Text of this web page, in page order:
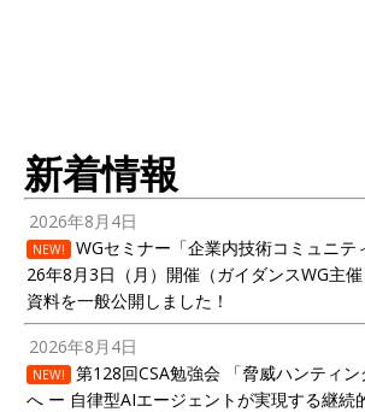
新着情報
2026年8月4日
NEW!
WGセミナー「企業内技術コミュニテ
26年8月3日（月）開催（ガイダンスWG主催
資料を一般公開しました！
2026年8月4日
NEW!
第128回CSA勉強会 「脅威ハンティ
へ ー 自律型AIエージェントが実現する継続